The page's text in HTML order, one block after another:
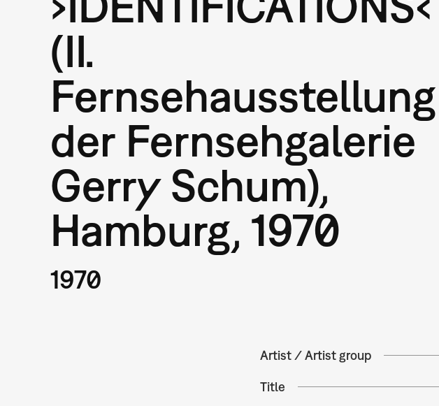
(II.
Fernsehausstellung
der Fernsehgalerie
Gerry Schum),
Hamburg, 1970
1970
Artist / Artist group
Title